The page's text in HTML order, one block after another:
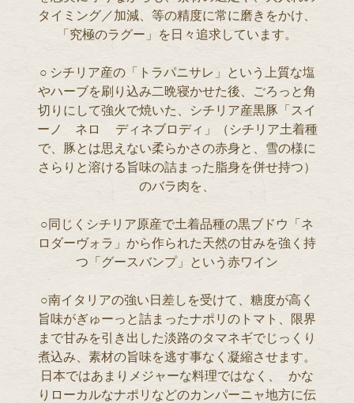
タイミング／加減、等の精度に常に磨きをかけ、
「究極のラグー」を日々追求しています。
○ シチリア産の「トラパニサレ」という上質な塩
やハーブを刷り込み二晩寝かせた後、ごろっと角
切りにして強火で焼いた、シチリア産黒豚「スイ
ーノ ネロ ディネブロディ」（シチリア土着種
で、豚とは思えない柔らかさの赤身と、雪の様に
さらりと溶ける旨味の詰まった脂身を併せ持つ）
のバラ肉を、
○同じくシチリア原産で土着品種の黒ブドウ「ネ
ロダーヴォラ」から作られた天然の甘みを強く持
つ「グースバンプ」という赤ワイン
○南イタリアの強い日差しを受けて、糖度が高く
旨味がぎゅーっと詰まったナポリのトマト、限界
まで甘みを引き出した淡路のタマネギでじっくり
煮込み、素材の旨味を逃す事なく凝縮させます。
日本ではあまりメジャーな料理ではなく、 かな
りローカルなナポリなどのカンパーニャ地方に伝